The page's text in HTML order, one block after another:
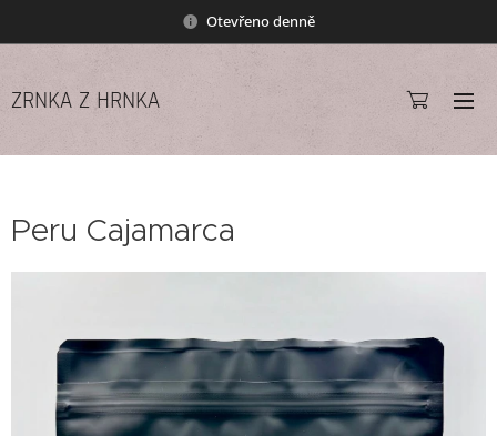
Otevřeno denně
ZRNKA Z HRNKA
Peru Cajamarca